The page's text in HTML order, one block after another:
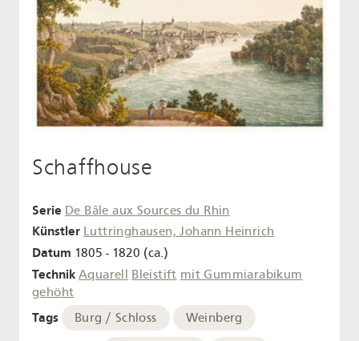
Schaffhouse
Serie De Bâle aux Sources du Rhin
Künstler Luttringhausen, Johann Heinrich
Datum 1805 - 1820 (ca.)
Technik Aquarell Bleistift mit Gummiarabikum
gehöht
Tags Burg / Schloss Weinberg